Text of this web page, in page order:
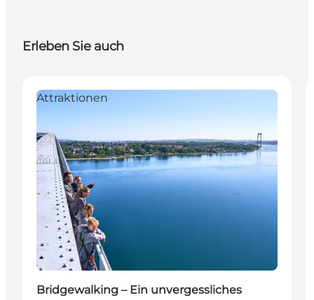
Erleben Sie auch
Attraktionen
Bridgewalking – Ein unvergessliches